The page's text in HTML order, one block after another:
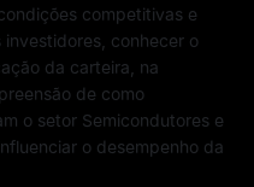
competitivas e
conhecer o
da carteira, na
de como
o setor Semicondutores e